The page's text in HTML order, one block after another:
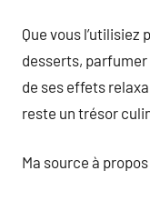
Que vous
desserts,
de ses effets
reste un trésor
Ma source à